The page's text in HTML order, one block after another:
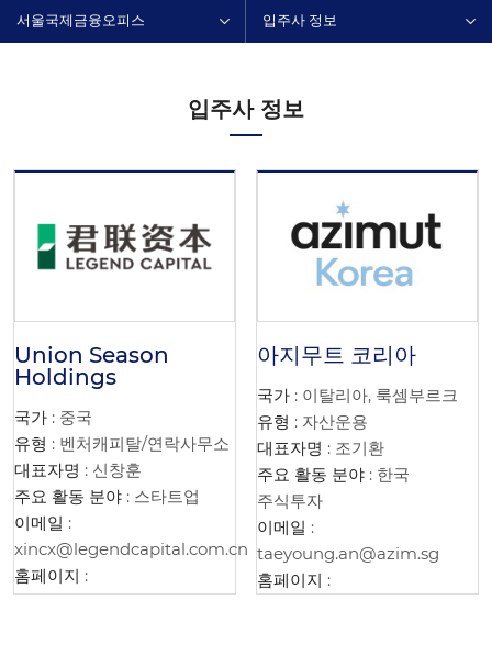
서울국제금융오피스 입주사 정보
입주사 정보
Union Season
Holdings
국가: 중국
유형 : 벤처캐피탈/연락사무소
대표자명 : 신창훈
주요 활동 분야: 스타트업
이메일 :
xincx@legendcapital.com.cn
홈페이지 :
아지무트 코리아
국가: 이탈리아, 룩셈부르크
유형 : 자산운용
대표자명 : 조기환
주요 활동 분야: 한국
주식투자
이메일 :
taeyoung.an@azim.sg
홈페이지 :